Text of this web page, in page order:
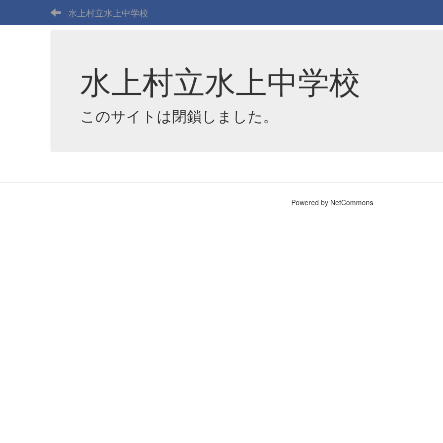
水上村立水上中学校
水上村立水上中学校
このサイトは閉鎖しました。
Powered by NetCommons